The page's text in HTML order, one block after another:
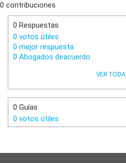
0 contribuciones
0 Respuestas
0 votos útiles
0 mejor respuesta
0 Abogados deacuerdo
VER
0 Guías
0 votos útiles